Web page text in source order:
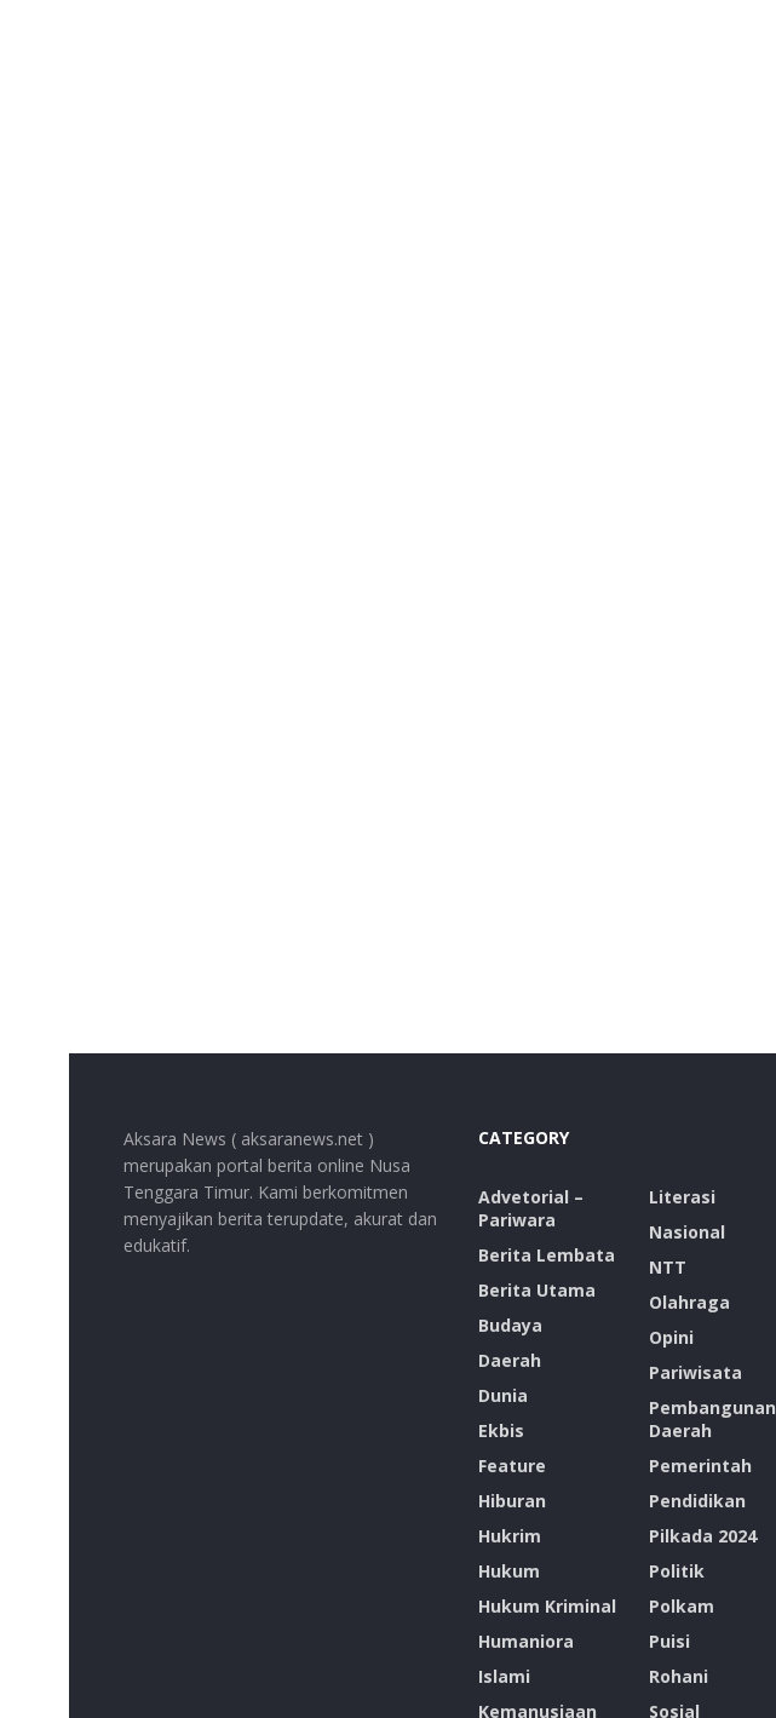
Aksara News ( aksaranews.net )
merupakan portal berita online Nusa
Tenggara Timur. Kami berkomitmen
menyajikan berita terupdate, akurat dan
edukatif.
CATEGORY
Advetorial –
Pariwara
Berita Lembata
Berita Utama
Budaya
Daerah
Dunia
Ekbis
Feature
Hiburan
Hukrim
Hukum
Hukum Kriminal
Humaniora
Islami
Kemanusiaan
Literasi
Nasional
NTT
Olahraga
Opini
Pariwisata
Pembangunan
Daerah
Pemerintah
Pendidikan
Pilkada 2024
Politik
Polkam
Puisi
Rohani
Sosial